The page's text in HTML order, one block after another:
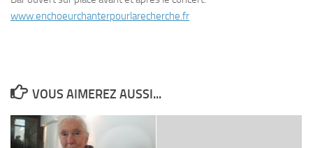
www.enchoeurchanterpourlarecherche.fr
VOUS AIMEREZ AUSSI...